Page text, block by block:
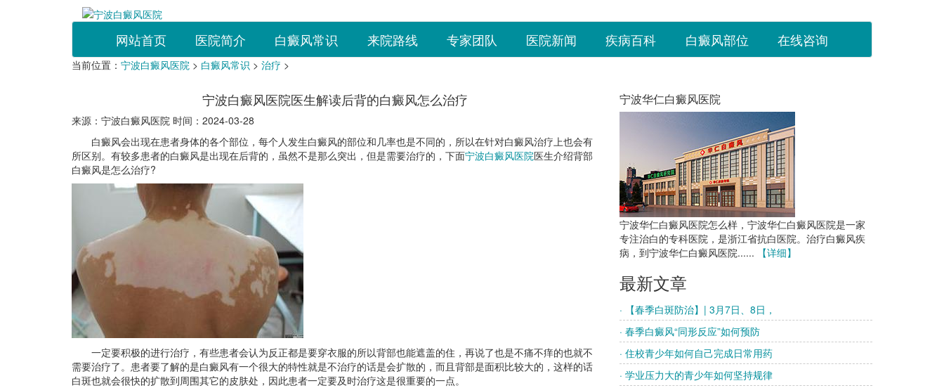
网站首页 医院简介 白癜风常识 来院路线 专家团队 医院新闻 疾病百科 白癜风部位 在线咨询
当前位置： 宁波白癜风医院 > 白癜风常识 > 治疗 >
宁波白癜风医院医生解读后背的白癜风怎么治疗
来源：宁波白癜风医院 时间：2024-03-28
白癜风会出现在患者身体的各个部位，每个人发生白癜风的部位和几率也是不同的，所以在针对白癜风治疗上也会有
所区别。有较多患者的白癜风是出现在后背的，虽然不是那么突出，但是需要治疗的，下面宁波白癜风医院医生介绍背部
白癜风是怎么治疗?
一定要积极的进行治疗，有些患者会认为反正都是要穿衣服的所以背部也能遮盖的住，再说了也是不痛不痒的也就不
需要治疗了。患者要了解的是白癜风有一个很大的特性就是不治疗的话是会扩散的，而且背部是面积比较大的，这样的话
白斑也就会很快的扩散到周围其它的皮肤处，因此患者一定要及时治疗这是很重要的一点。
宁波华仁白癜风医院
宁波华仁白癜风医院怎么样，宁波华仁白癜风医院是一家
专注治白的专科医院，是浙江省抗白医院。治疗白癜风疾
病，到宁波华仁白癜风医院......
【详细】
最新文章
· 【春季白斑防治】| 3月7日、8日，
· 春季白癜风“同形反应”如何预防
· 住校青少年如何自己完成日常用药
· 学业压力大的青少年如何坚持规律